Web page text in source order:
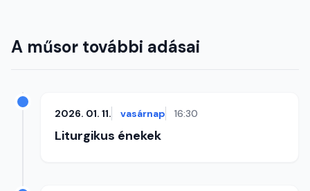
A műsor további adásai
2026. 01. 11. vasárnap 16:30
Liturgikus énekek